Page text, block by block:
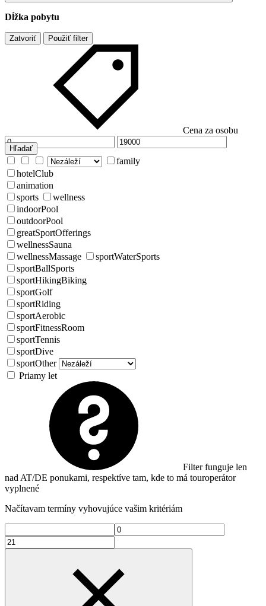
Dĺžka pobytu
Zatvoriť Použiť filter
Cena za osobu
Hľadať
family
hotelClub
animation
sports
wellness
indoorPool
outdoorPool
greatSportOfferings
wellnessSauna
wellnessMassage
sportWaterSports
sportBallSports
sportHikingBiking
sportGolf
sportRiding
sportAerobic
sportFitnessRoom
sportTennis
sportDive
sportOther
Priamy let
Filter funguje len
nad AT/DE ponukami, respektíve tam, kde to má touroperátor
vyplnené
Načítavam termíny vyhovujúce vašim kritériám